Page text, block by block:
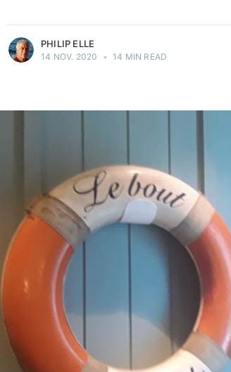
PHILIP ELLE
14 NOV. 2020 • 14 MIN READ